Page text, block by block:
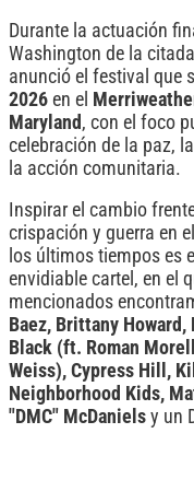
Durante la actuación
Washington de la
anunció el festival que
2026 en el
Maryland , con el foco
celebración de la paz,
la acción comunitaria.
Inspirar el cambio
crispación y guerra en
los últimos tiempos es
envidiable cartel, en el
mencionados
Baez, Brittany
Black (ft. Roman
Weiss), Cypress Hill,
Neighborhood Kids,
"DMC" McDaniels y un